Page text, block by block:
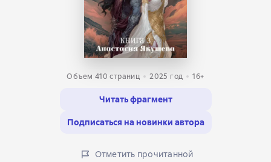
Объем 410 страниц 2025 год 16+
Читать фрагмент
Подписаться на новинки автора
Отметить прочитанной